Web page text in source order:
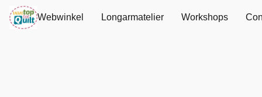
Webwinkel Longarmatelier Workshops